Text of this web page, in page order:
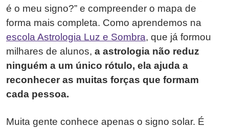
é o meu signo?” e compreender o mapa de
forma mais completa. Como aprendemos na
escola Astrologia Luz e Sombra, que já formou
milhares de alunos, a astrologia não reduz
ninguém a um único rótulo, ela ajuda a
reconhecer as muitas forças que formam
cada pessoa.
Muita gente conhece apenas o signo solar. É